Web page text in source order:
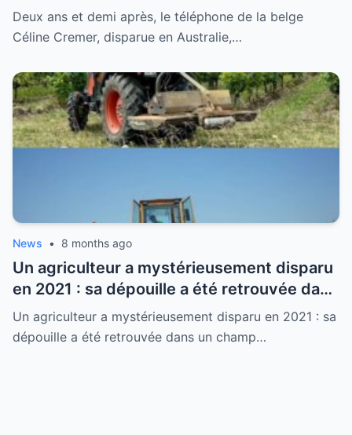
Australie, retrouvé lors de recherches
Deux ans et demi après, le téléphone de la belge
Céline Cremer, disparue en Australie,…
News • 8 months ago
Un agriculteur a mystérieusement disparu
en 2021 : sa dépouille a été retrouvée dans
un champ en Aveyron, laissant tout le
monde sans voix.
Un agriculteur a mystérieusement disparu en 2021 : sa
dépouille a été retrouvée dans un champ…